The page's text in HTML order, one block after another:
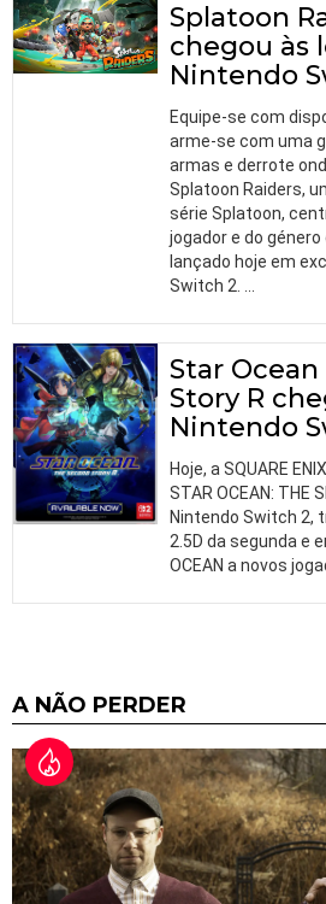
Splatoon
chegou às
Nintendo
Equipe-se com
arme-se com uma
armas e derrote
Splatoon Raiders,
série Splatoon,
jogador e do
lançado hoje em
Switch 2. …
Star
Story R
Nintendo
Hoje, a SQUARE
STAR OCEAN: THE
Nintendo Switch 2,
2.5D da segunda e
OCEAN a novos
A NÃO PERDER